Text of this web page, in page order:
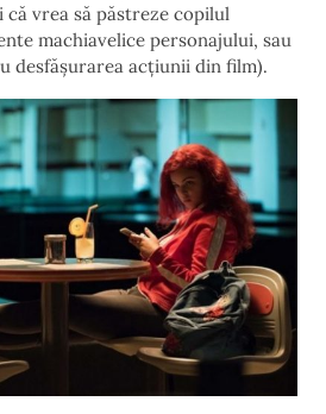
vrea să păstreze copilul
machiavelice personajului, sau
desfășurarea acțiunii din film).